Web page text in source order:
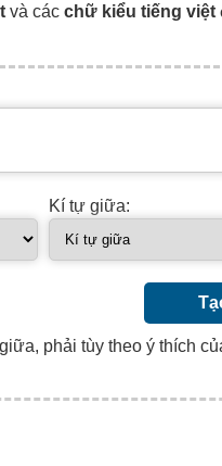
và các chữ kiểu tiếng việt
Kí tự giữa:
phải tùy theo ý thích